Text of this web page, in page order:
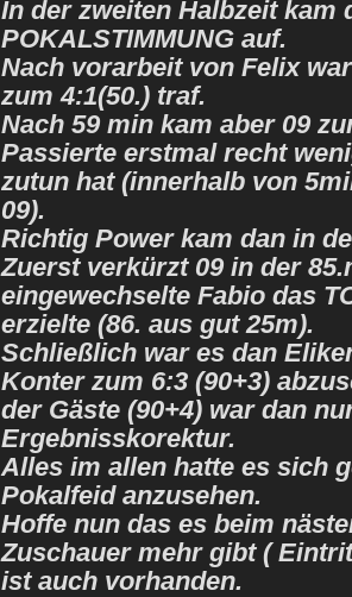
In der zweiten Halbzeit kam
POKALSTIMMUNG auf.
Nach vorarbeit von Felix
zum 4:1(50.) traf.
Nach 59 min kam aber 09
Passierte erstmal recht
zutun hat (innerhalb von
09).
Richtig Power kam dan in
Zuerst verkürzt 09 in der
eingewechselte Fabio das
erzielte (86. aus gut 25m).
Schließlich war es dan
Konter zum 6:3 (90+3)
der Gäste (90+4) war dan
Ergebnisskorektur.
Alles im allen hatte es sich
Pokalfeid anzusehen.
Hoffe nun das es beim
Zuschauer mehr gibt (
ist auch vorhanden.